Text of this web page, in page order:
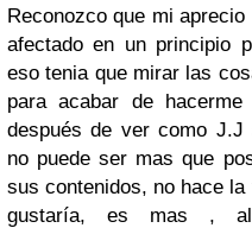
Reconozco que mi
afectado en un principio
eso tenia que mirar las
para acabar de
después de ver como J.J
no puede ser mas que
sus contenidos, no hace
gustaría, es mas ,